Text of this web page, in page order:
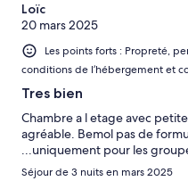
Loïc
20 mars 2025
Les points forts : Propreté,
conditions de l’hébergement et
Tres bien
Chambre a l etage avec
agréable. Bemol pas de
...uniquement pour les
Séjour de 3 nuits en mars 2025